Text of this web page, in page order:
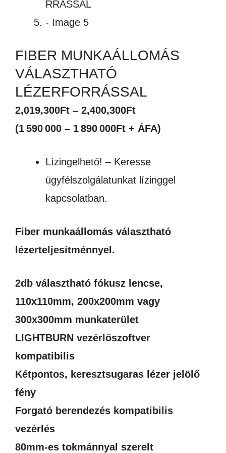
FIBER MUNKAÁLLOMÁS
VÁLASZTHATÓ
LÉZERFORRÁSSAL
2,019,300Ft – 2,400,300FtÁrtartomány:
2,019,300Ft
2,400,300Ft
(1 590 000 – 1 890 000Ft + ÁFA)
Lízingelhető! – Keresse
ügyfélszolgálatunkat lízinggel
kapcsolatban.
Fiber munkaállomás választható
lézerteljesítménnyel.
2db választható fókusz lencse,
110x110mm, 200x200mm vagy
300x300mm munkaterület
LIGHTBURN vezérlőszoftver
kompatibilis
Kétpontos, keresztsugaras lézer jelölő
fény
Forgató berendezés kompatibilis
vezérlés
80mm-es tokmánnyal szerelt